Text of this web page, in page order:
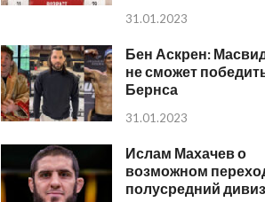
31.01.2023
Бен Аскрен:
не сможет
Бернса
31.01.2023
Ислам Махачев о
возможном
полусредний